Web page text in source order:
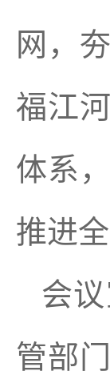
网，
福江
体系
推进
会
管部